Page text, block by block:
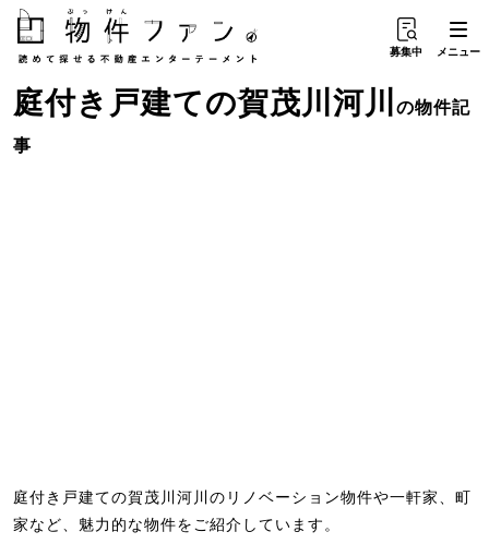
募集中 メニュー
庭付き戸建ての賀茂川河川の物件記
事
庭付き戸建ての賀茂川河川のリノベーション物件や一軒家、町
家など、魅力的な物件をご紹介しています。